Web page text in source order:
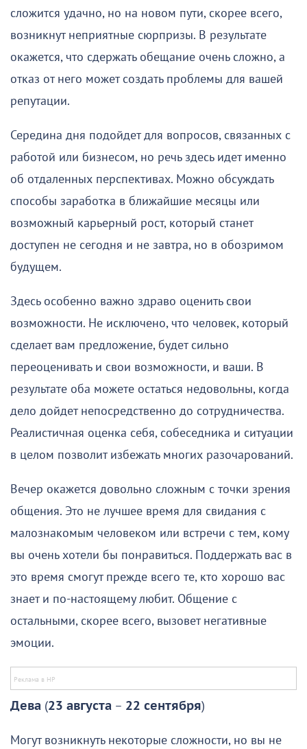
сложится удачно, но на новом пути, скорее всего,
возникнут неприятные сюрпризы. В результате
окажется, что сдержать обещание очень сложно, а
отказ от него может создать проблемы для вашей
репутации.
Середина дня подойдет для вопросов, связанных с
работой или бизнесом, но речь здесь идет именно
об отдаленных перспективах. Можно обсуждать
способы заработка в ближайшие месяцы или
возможный карьерный рост, который станет
доступен не сегодня и не завтра, но в обозримом
будущем.
Здесь особенно важно здраво оценить свои
возможности. Не исключено, что человек, который
сделает вам предложение, будет сильно
переоценивать и свои возможности, и ваши. В
результате оба можете остаться недовольны, когда
дело дойдет непосредственно до сотрудничества.
Реалистичная оценка себя, собеседника и ситуации
в целом позволит избежать многих разочарований.
Вечер окажется довольно сложным с точки зрения
общения. Это не лучшее время для свидания с
малознакомым человеком или встречи с тем, кому
вы очень хотели бы понравиться. Поддержать вас в
это время смогут прежде всего те, кто хорошо вас
знает и по-настоящему любит. Общение с
остальными, скорее всего, вызовет негативные
эмоции.
Дева (23 августа – 22 сентября)
Могут возникнуть некоторые сложности, но вы не